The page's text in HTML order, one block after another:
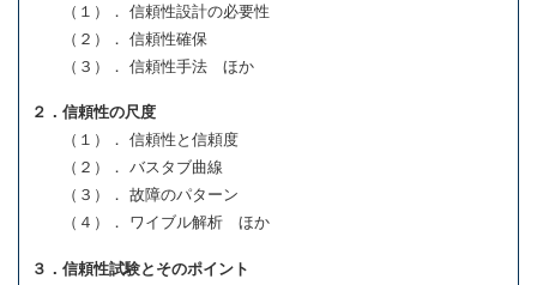
（１）． 信頼性設計の必要性
（２）． 信頼性確保
（３）． 信頼性手法 ほか
２．信頼性の尺度
（１）． 信頼性と信頼度
（２）． バスタブ曲線
（３）． 故障のパターン
（４）． ワイブル解析 ほか
３．信頼性試験とそのポイント